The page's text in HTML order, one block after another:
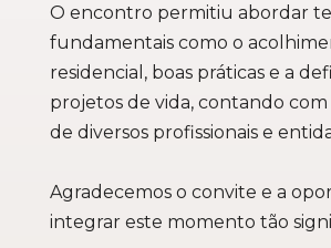
O encontro permitiu abordar
fundamentais como o
residencial, boas práticas e a
projetos de vida, contando
de diversos profissionais e
Agradecemos o convite e a
integrar este momento tão